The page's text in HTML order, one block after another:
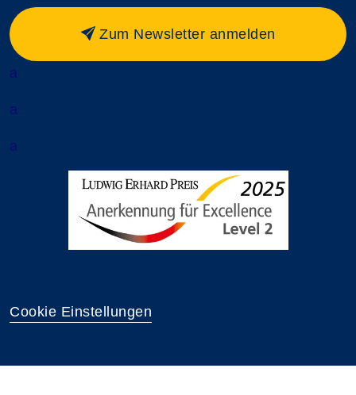
Zum Newsletter anmelden
a
a
a
Cookie Einstellungen